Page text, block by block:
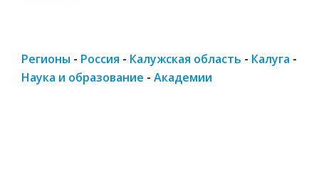
Регионы - Россия - Калужская область - Калуга -
Наука и образование - Академии